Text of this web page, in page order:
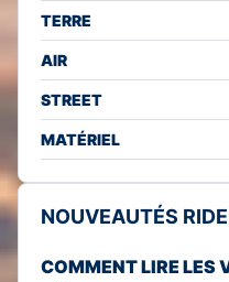
TERRE
AIR
STREET
MATÉRIEL
NOUVEAUTÉS
COMMENT LIRE LES